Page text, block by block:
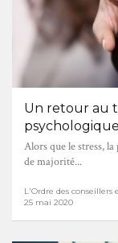
Un retour au
psychologique
Alors que le stress,
de majorité...
L'Ordre des conseillers
25 mai 2020